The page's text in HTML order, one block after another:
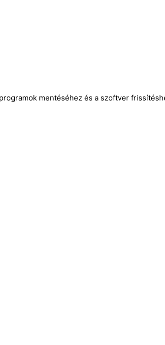
mentéséhez és a szoftver